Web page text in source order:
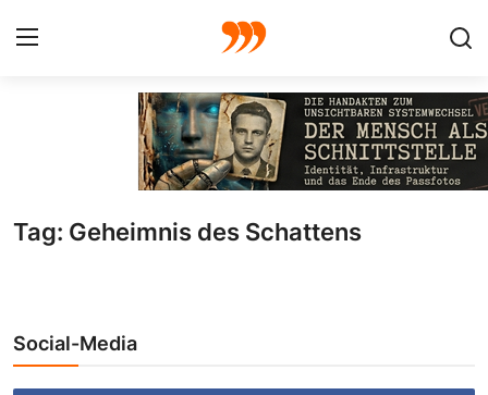
Galerie
Redaktion
Tag: Geheimnis des Schattens
Social-Media